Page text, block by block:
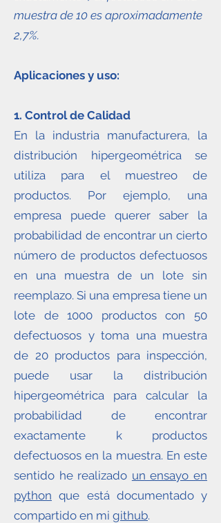
muestra de 10 es aproximadamente
2,7%.
Aplicaciones y uso:
1. Control de Calidad
En la industria manufacturera, la
distribución hipergeométrica se
utiliza para el muestreo de
productos. Por ejemplo, una
empresa puede querer saber la
probabilidad de encontrar un cierto
número de productos defectuosos
en una muestra de un lote sin
reemplazo. Si una empresa tiene un
lote de 1000 productos con 50
defectuosos y toma una muestra
de 20 productos para inspección,
puede usar la distribución
hipergeométrica para calcular la
probabilidad de encontrar
exactamente k productos
defectuosos en la muestra. En este
sentido he realizado un ensayo en
python que está documentado y
compartido en mi github.